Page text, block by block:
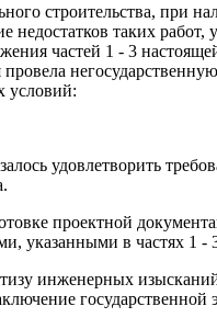
строительства, при
таких работ,
частей 1 - 3
условий:
удовлетворить
проектной
указанными в частях 1 -
инженерных